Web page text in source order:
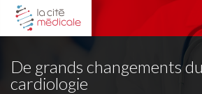
De grands changements
cardiologie